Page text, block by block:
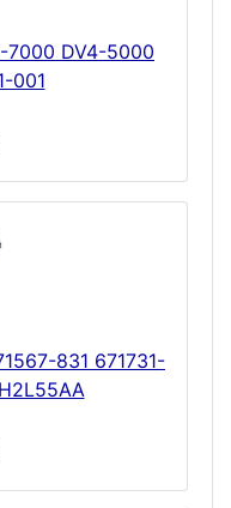
7000 DV4-5000
001
831 671731-